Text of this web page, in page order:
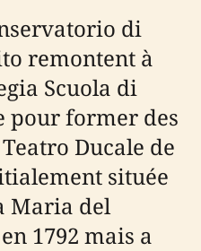
di
remontent à
Scuola di
pour former des
Ducale de
située
Maria del
1792 mais a